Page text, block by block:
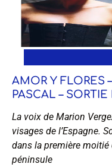
AMOR Y FLORES
PASCAL –
La voix de Marion
visages de l’Espagne.
dans la première moitié
péninsule